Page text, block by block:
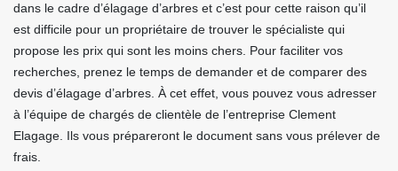
dans le cadre d’élagage d’arbres et c’est pour cette raison qu’il
est difficile pour un propriétaire de trouver le spécialiste qui
propose les prix qui sont les moins chers. Pour faciliter vos
recherches, prenez le temps de demander et de comparer des
devis d’élagage d’arbres. À cet effet, vous pouvez vous adresser
à l’équipe de chargés de clientèle de l’entreprise Clement
Elagage. Ils vous prépareront le document sans vous prélever de
frais.